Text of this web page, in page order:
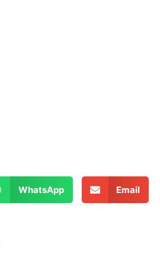
WhatsApp Email